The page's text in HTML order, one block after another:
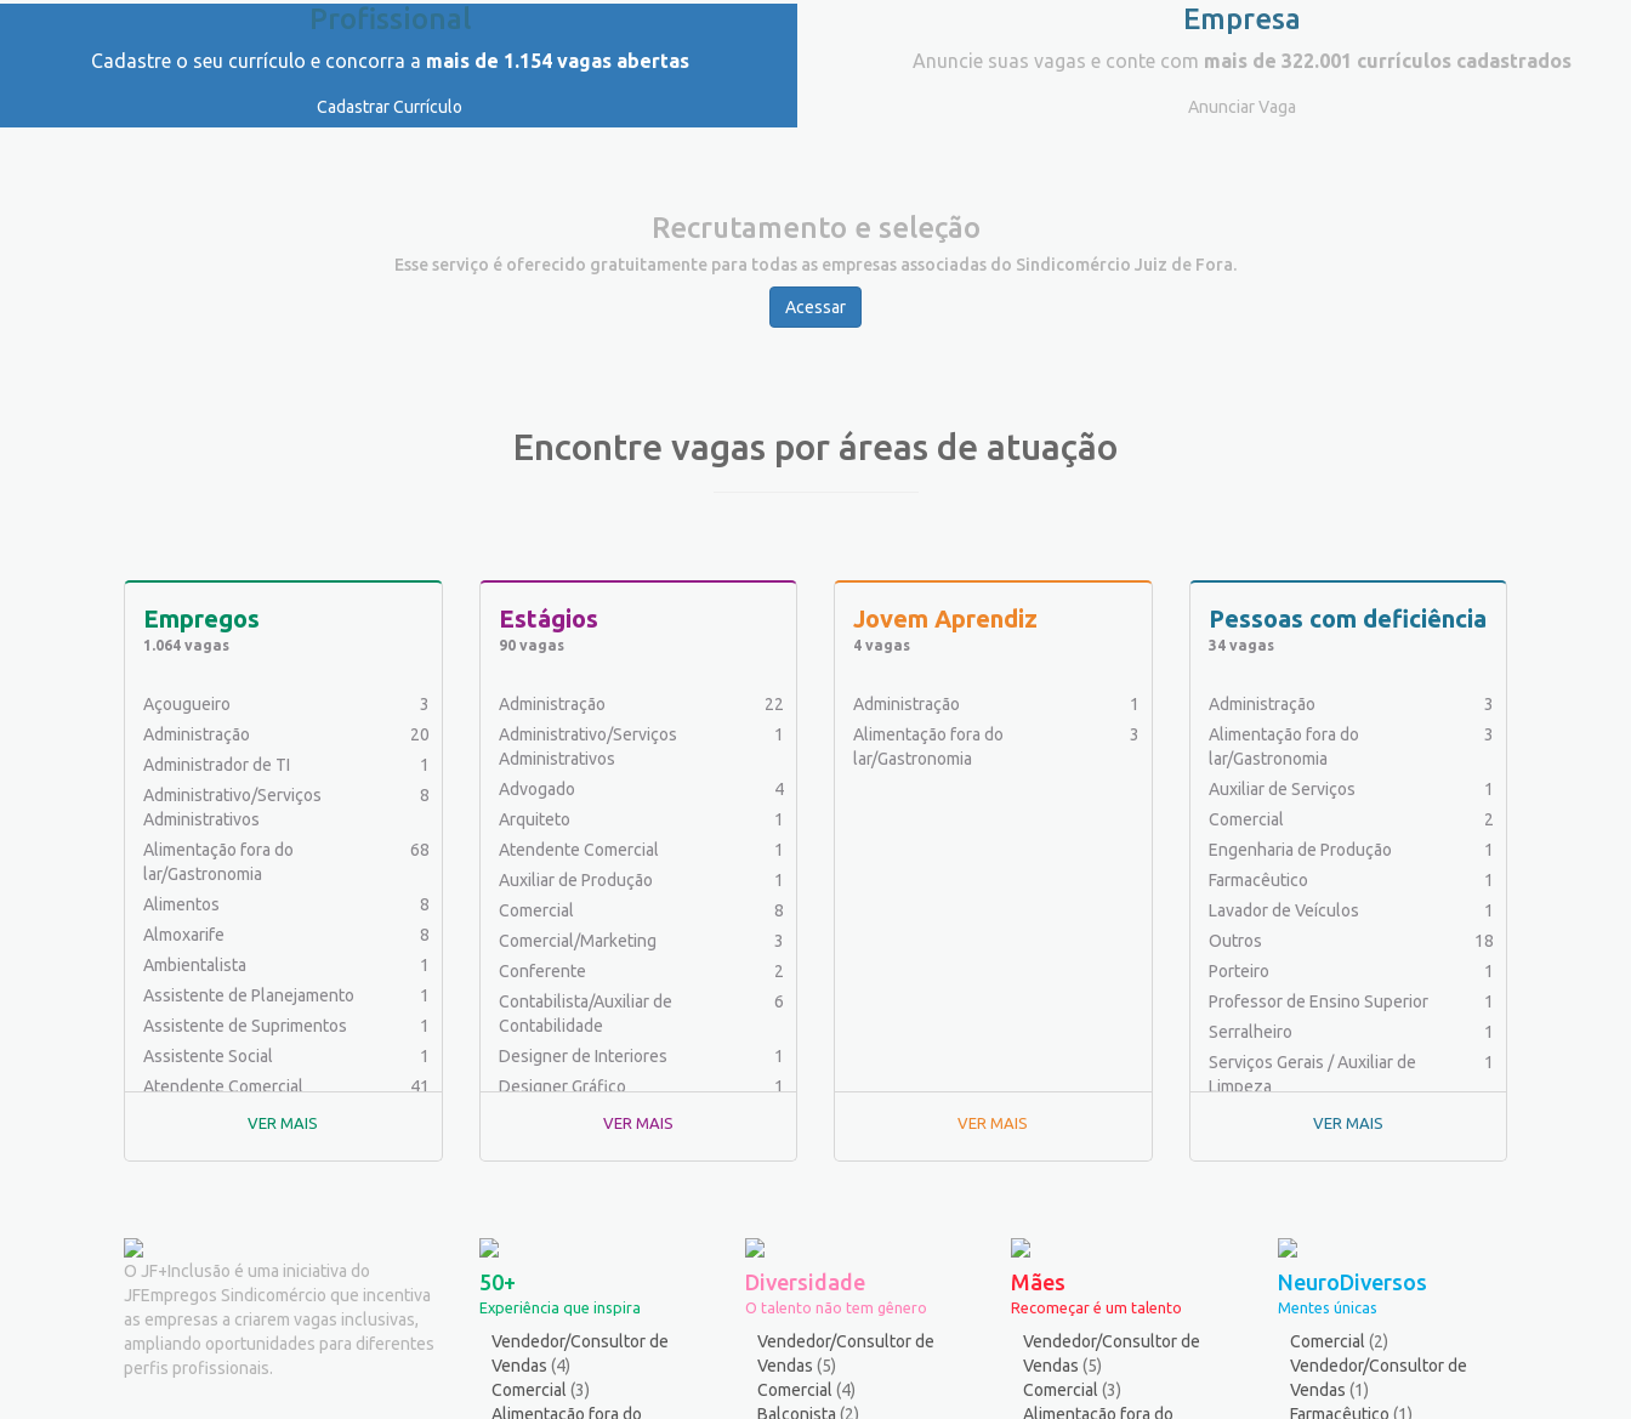
Profissional
Cadastre o seu currículo e concorra a mais de 1.154 vagas abertas
Cadastrar Currículo
Empresa
Anuncie suas vagas e conte com mais de 322.001 currículos cadastrados
Anunciar Vaga
Recrutamento e seleção
Esse serviço é oferecido gratuitamente para todas as empresas associadas do Sindicomércio Juiz de Fora.
Acessar
Encontre vagas por áreas de atuação
Empregos
1.064 vagas
Açougueiro
3
Administração
20
Administrador de TI
1
Administrativo/Serviços
Administrativos
8
Alimentação fora do
lar/Gastronomia
68
Alimentos
8
Almoxarife
8
Ambientalista
1
Assistente de Planejamento
1
Assistente de Suprimentos
1
Assistente Social
1
Atendente Comercial
41
Auxiliar de Cozinha
Auxiliar de Produção
Auxiliar de Serviços
19
Balconista
24
Barman
VER MAIS
Estágios
90 vagas
Administração
22
Administrativo/Serviços
Administrativos
1
Advogado
4
Arquiteto
1
Atendente Comercial
1
Auxiliar de Produção
1
Comercial
8
Comercial/Marketing
3
Conferente
2
Contabilista/Auxiliar de
Contabilidade
6
Designer de Interiores
1
Designer Gráfico
1
Educador Físico
Ferramenteiro
1
Logística
Mecânico industrial
1
Outros
11
VER MAIS
Jovem Aprendiz
4 vagas
Administração
1
Alimentação fora do
lar/Gastronomia
3
VER MAIS
Pessoas com deficiência
34 vagas
Administração
3
Alimentação fora do
lar/Gastronomia
3
Auxiliar de Serviços
1
Comercial
2
Engenharia de Produção
1
Farmacêutico
1
Lavador de Veículos
1
Outros
18
Porteiro
1
Professor de Ensino Superior
1
Serralheiro
1
Serviços Gerais / Auxiliar de
Limpeza
1
VER MAIS
O JF+Inclusão é uma iniciativa do
JFEmpregos Sindicomércio que incentiva
as empresas a criarem vagas inclusivas,
ampliando oportunidades para diferentes
perfis profissionais.
50+
Experiência que inspira
Vendedor/Consultor de
Vendas (4)
Comercial (3)
Alimentação fora do
Diversidade
O talento não tem gênero
Vendedor/Consultor de
Vendas (5)
Comercial (4)
Balconista (2)
Mães
Recomeçar é um talento
Vendedor/Consultor de
Vendas(5)
Comercial(3)
Alimentação fora do
NeuroDiversos
Mentes únicas
Comercial (2)
Vendedor/Consultor de
Vendas (1)
Farmacêutico (1)